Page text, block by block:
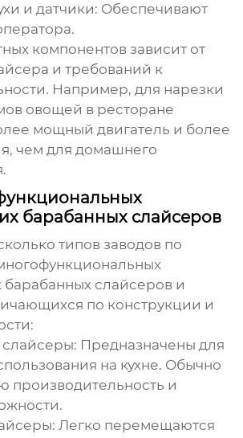
и датчики: Обеспечивают
компонентов зависит от
и требований к
Например, для нарезки
овощей в ресторане
мощный двигатель и более
чем для домашнего
барабанных слайсеров
типовзаводов по
барабанных слайсеров и
по конструкции и
Предназначены для
на кухне. Обычно
производительность и
Легко перемещаются